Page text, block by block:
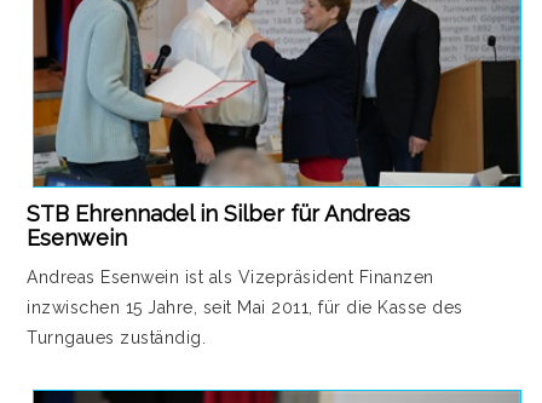
STB Ehrennadel in Silber für Andreas
Esenwein
Andreas Esenwein ist als Vizepräsident Finanzen
inzwischen 15 Jahre, seit Mai 2011, für die Kasse des
Turngaues zuständig.